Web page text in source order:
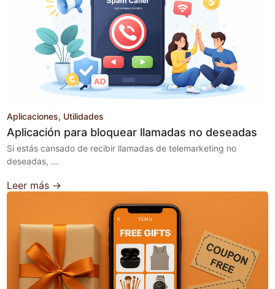
Aplicaciones Utilidades
Aplicación para bloquear llamadas no deseadas
Si estás cansado de recibir llamadas de telemarketing no
deseadas, ...
Leer más →